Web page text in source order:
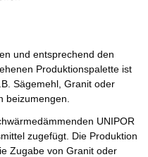
und entsprechend den
Produktionspalette ist
Sägemehl, Granit oder
beizumengen.
UNIPOR
zugefügt. Die Produktion
Zugabe von Granit oder